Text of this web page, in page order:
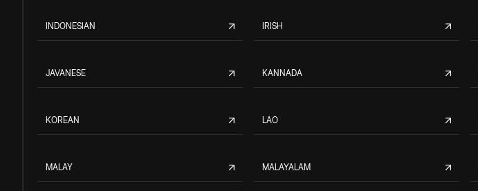
INDONESIAN IRISH
JAVANESE KANNADA
KOREAN LAO
MALAY MALAYALAM